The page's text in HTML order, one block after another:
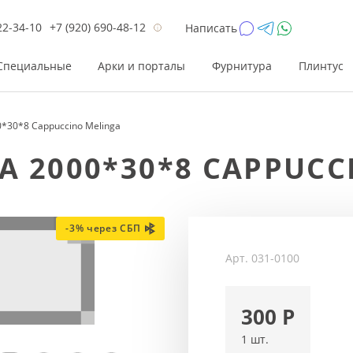
34-10 +7 (920) 690-48-12 Написать
до 26 200 Р
от 42 000Р
до 17 800 Р
от 33 300Р
Арки и порталы Фурнитура Плинтус
Cappuccino Melinga
-3% через СБП
Арт.031-0100
300 Р
1 шт.